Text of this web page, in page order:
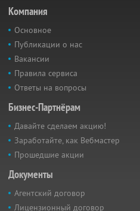
Компания
Основное
Публикации о нас
Вакансии
Правила сервиса
Ответы на вопросы
Бизнес-Партнёрам
Давайте сделаем акцию!
Заработайте, как Вебмастер
Прошедшие акции
Документы
Агентский договор
Лицензионный договор